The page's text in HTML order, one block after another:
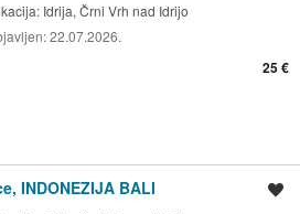
Idrija, Črni Vrh nad Idrijo
22.07.2026.
25 €
INDONEZIJA BALI